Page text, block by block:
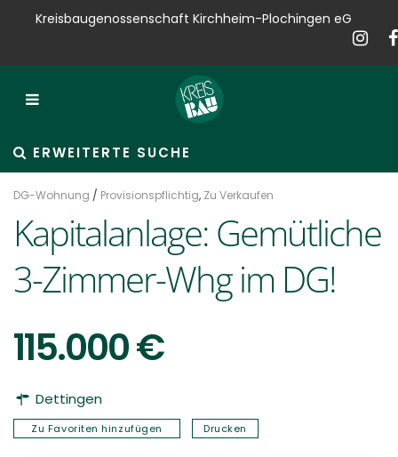
Bauen
Verwalten
Hausservice
News
Kontakt
Kreisbaugenossenschaft Kirchheim-Plochingen eG
ERWEITERTE SUCHE
DG-Wohnung / Provisionspflichtig, Zu Verkaufen
Kapitalanlage: Gemütliche
3-Zimmer-Whg im DG!
115.000 €
Dettingen
Zu Favoriten hinzufügen Drucken